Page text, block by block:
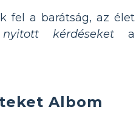
fel a barátság, az élet
kérdéseket a
Albom